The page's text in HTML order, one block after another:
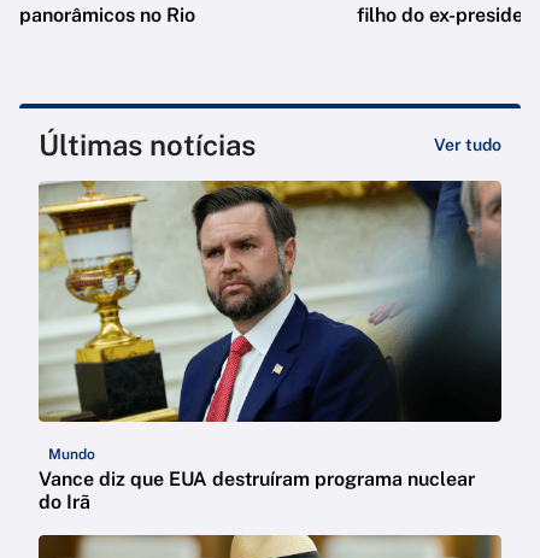
panorâmicos no Rio
filho do ex-
Últimas notícias Ver tudo
Mundo
Vance diz que EUA destruíram programa nuclear
do Irã